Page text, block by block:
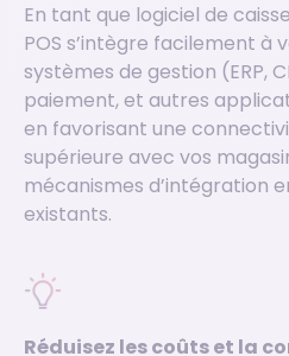
En tant que logiciel de
POS s’intègre facilement à
systèmes de gestion (ERP,
paiement, et autres
en favorisant une
supérieure avec vos
mécanismes d’intégration
existants.
Réduisez les coûts et la